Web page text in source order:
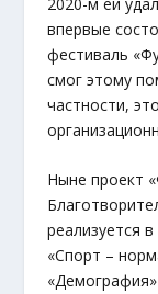
впервые
фестиваль
смог этому
частности,
Ныне проект
реализуется
«Спорт –